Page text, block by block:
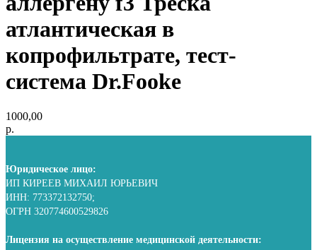
атлантическая в
копрофильтрате, тест-
система Dr.Fooke
1000,00
р.
Юридическое лицо:
ИП КИРЕЕВ МИХАИЛ ЮРЬЕВИЧ
ИНН: 773372132750;
ОГРН 320774600529826
Лицензия на осуществление медицинской деятельности: